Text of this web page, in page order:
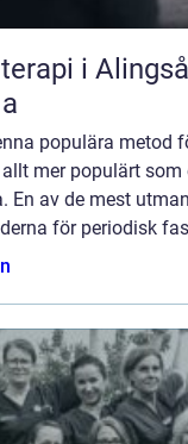
i
populära metod
mer populärt
En av de mest
för periodisk